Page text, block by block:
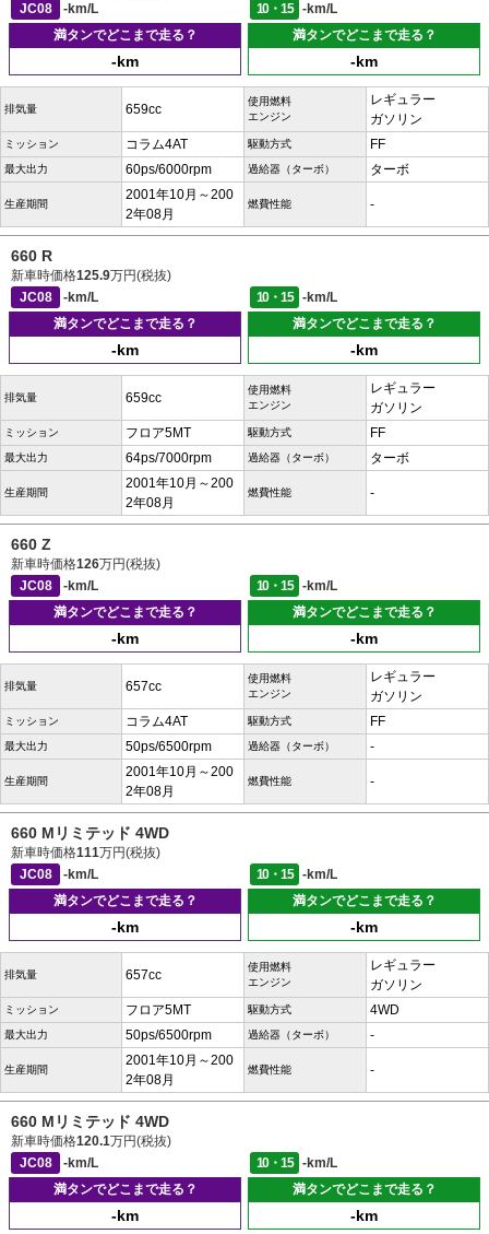
JC08
-km/L 10・15
-km/L
満タンでどこまで走る？
-km
満タンでどこまで走る？
-km
排気量 659cc
使用燃料
エンジン
レギュラー
ガソリン
ミッション コラム4AT 駆動方式 FF
最大出力 60ps/6000rpm 過給器（ターボ） ターボ
生産期間
2001年10月～200
2年08月
燃費性能 -
660 R
新車時価格125.9万円(税抜)
JC08
-km/L 10・15
-km/L
満タンでどこまで走る？
-km
満タンでどこまで走る？
-km
排気量 659cc
使用燃料
エンジン
レギュラー
ガソリン
ミッション フロア5MT 駆動方式 FF
最大出力 64ps/7000rpm 過給器（ターボ） ターボ
生産期間
2001年10月～200
2年08月
燃費性能 -
660 Z
新車時価格126万円(税抜)
JC08
-km/L 10・15
-km/L
満タンでどこまで走る？
-km
満タンでどこまで走る？
-km
排気量 657cc
使用燃料
エンジン
レギュラー
ガソリン
ミッション コラム4AT 駆動方式 FF
最大出力 50ps/6500rpm 過給器（ターボ） -
生産期間
2001年10月～200
2年08月
燃費性能 -
660 Mリミテッド 4WD
新車時価格111万円(税抜)
JC08
-km/L 10・15
-km/L
満タンでどこまで走る？
-km
満タンでどこまで走る？
-km
排気量 657cc
使用燃料
エンジン
レギュラー
ガソリン
ミッション フロア5MT 駆動方式 4WD
最大出力 50ps/6500rpm 過給器（ターボ） -
生産期間
2001年10月～200
2年08月
燃費性能 -
660 Mリミテッド 4WD
新車時価格120.1万円(税抜)
JC08
-km/L 10・15
-km/L
満タンでどこまで走る？
-km
満タンでどこまで走る？
-km